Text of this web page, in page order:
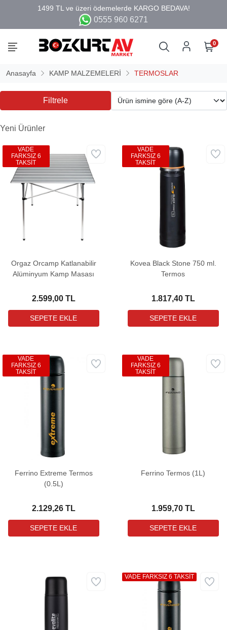
0555 960 6271
0
Anasayfa KAMP MALZEMELERİ TERMOSLAR
Filtrele
Yeni Ürünler
Orgaz Orcamp Katlanabilir
Alüminyum Kamp Masası
2.599,00 TL
VADE
FARKSIZ 6
TAKSİT
Kovea Black Stone 750 ml.
Termos
1.817,40 TL
VADE
FARKSIZ 6
TAKSİT
Ferrino Extreme Termos
(0.5L)
2.129,26 TL
VADE
FARKSIZ 6
TAKSİT
Ferrino Termos (1L)
1.959,70 TL
VADE
FARKSIZ 6
TAKSİT
VADE FARKSIZ 6 TAKSİT